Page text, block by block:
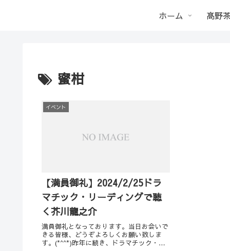
ホーム 髙野
蜜柑
イベント
【満員御礼】2024/2/25ドラ
マチック・リーディングで聴
く芥川龍之介
満員御礼となっております。当日お会いで
きる皆様、どうぞよろしくお願い致しま
す。(*^^*)昨年に続き、ドラマチック・リ